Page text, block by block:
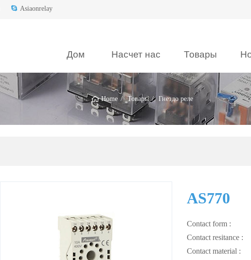
Asiaonrelay
Дом Насчет нас Товары
Home Товары Гнездо реле
AS770
Contact form :
Contact resitance :
Contact material :